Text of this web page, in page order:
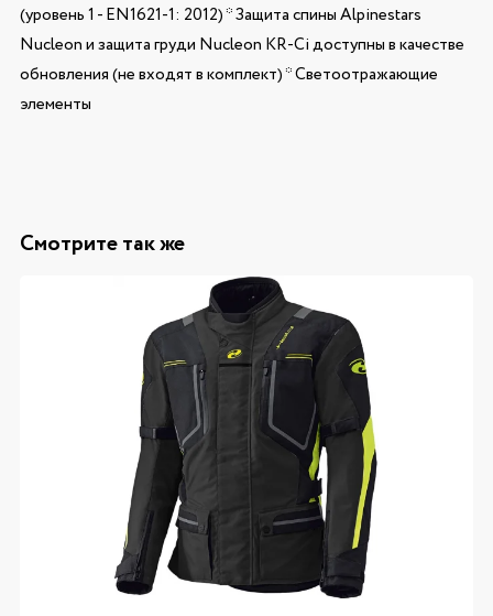
(уровень 1 - EN1621-1: 2012) * Защита спины Alpinestars
Nucleon и защита груди Nucleon KR-Ci доступны в качестве
обновления (не входят в комплект) * Светоотражающие
элементы
Смотрите так же